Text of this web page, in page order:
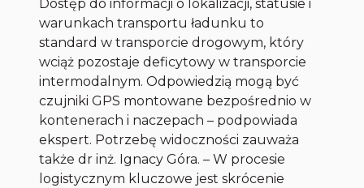
Dostęp do informacji o lokalizacji, statusie i
warunkach transportu ładunku to
standard w transporcie drogowym, który
wciąż pozostaje deficytowy w transporcie
intermodalnym. Odpowiedzią mogą być
czujniki GPS montowane bezpośrednio w
kontenerach i naczepach – podpowiada
ekspert. Potrzebę widoczności zauważa
także dr inż. Ignacy Góra. – W procesie
logistycznym kluczowe jest skrócenie